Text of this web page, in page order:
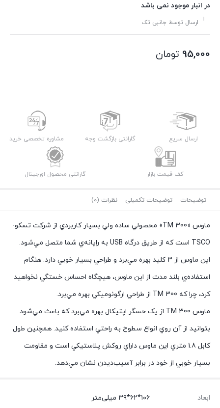
در انبار موجود نمی باشد
ارسال توسط جانبی تک
95,000 تومان
ارسال سریع گارانتی بازگشت وجه مشاوره تخصصی خرید
کف قیمت بازار گارانتی محصول اورجینال
توضیحات توضیحات تکمیلی نظرات (0)
ماوس «TM 300» محصولي ساده ولي بسيار کاربردي از شرکت تسکو-
TSCO است که از طريق درگاه USB به رايانه‌ي شما متصل مي‌شود.
اين ماوس از 3 کليد بهره مي‌برد و طراحي بسيار خوبي دارد. هنگام
استفاده‌ي بلند ‌مدت از اين ماوس، هيچگاه احساس خستگي نخواهيد
کرد، چرا که TM 300 از طراحي ارگونوميکي بهره مي‌برد.
ماوس TM 300 از یک حسگر اپتيکال بهره مي‌برد که باعث مي‌شود
بتوانيد از آن روي انواع سطوح به ‌راحتي استفاده کنيد. همچنین طول
کابل 1.8 متري اين ماوس داراي روکش پلاستيکي است و مقاومت
بسيار خوبي از خود در برابر آسيب‌ديدن نشان مي‌دهد.
ابعاد ۱۰۶*۶۲*۳۹ میلی‌متر